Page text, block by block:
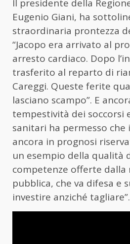
Il presidente della
Eugenio Giani, ha
straordinaria prontezza
“Jacopo era arrivato al
arresto cardiaco. Dopo
trasferito al reparto di
Careggi. Queste ferite
lasciano scampo”. E
tempestività dei soccorsi
sanitari ha permesso che
ancora in prognosi
un esempio della qualità
competenze offerte dalla
pubblica, che va difesa e
investire anziché tagliare”.